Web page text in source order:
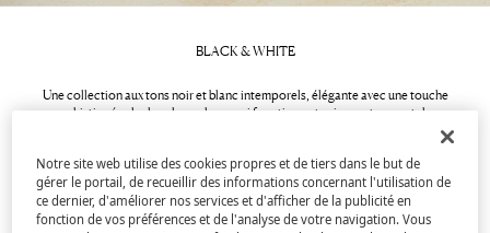
BLACK & WHITE
Une collection aux tons noir et blanc intemporels, élégante avec une touche
sophistiquée : le duo de couleurs qui fonctionne toujours et permet des
combinaisons infinies. Des placements originaux et des tissus structurés sur les
maillots de bain et bikinis jouent avec le volume et la forme, pour des designs
saisissants et ultra flatteurs pour toutes les silhouettes.
Voir la collection
Notre site web utilise des cookies propres et de tiers dans le but de
gérer le portail, de recueillir des informations concernant l'utilisation de
ce dernier, d'améliorer nos services et d'afficher de la publicité en
fonction de vos préférences et de l'analyse de votre navigation. Vous